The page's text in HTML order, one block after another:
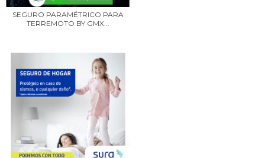
SEGURO PARAMÉTRICO PARA
TERREMOTO BY GMX...